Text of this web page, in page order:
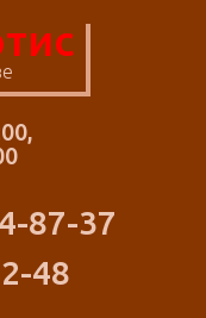
87-37
48